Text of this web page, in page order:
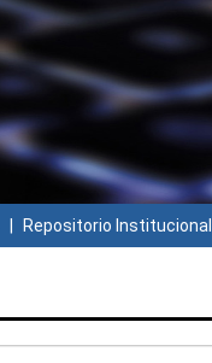
Repositorio Institucional